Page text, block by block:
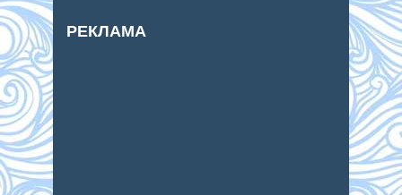
РЕКЛАМА